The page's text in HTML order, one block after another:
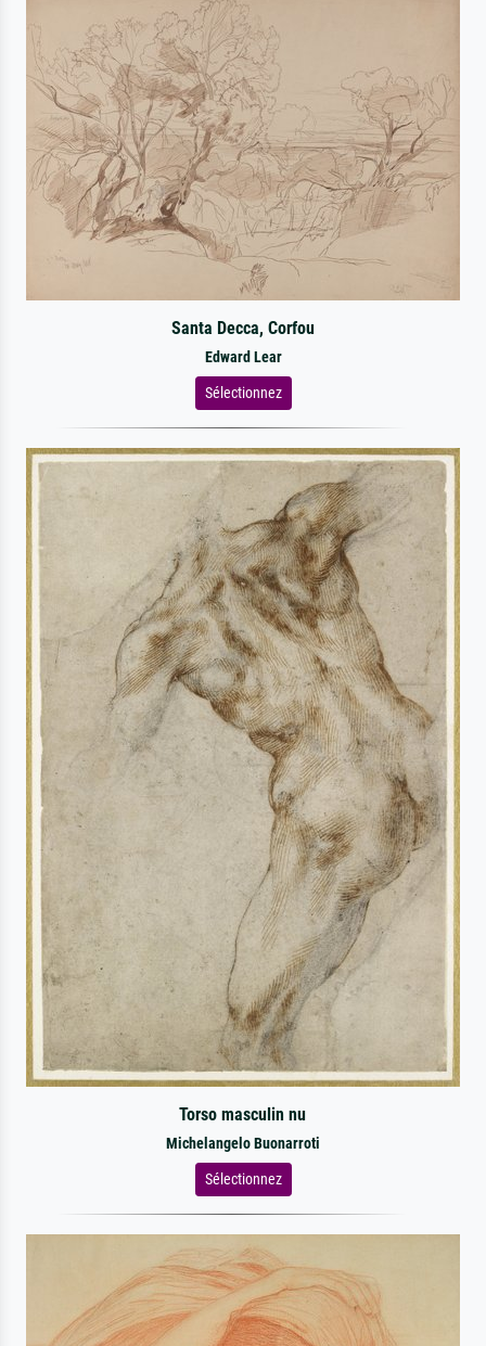
Santa Decca, Corfou
Edward Lear
Sélectionnez
Torso masculin nu
Michelangelo Buonarroti
Sélectionnez